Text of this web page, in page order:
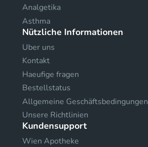
Analgetika
Asthma
Nützliche Informationen
Uber uns
Kontakt
Haeufige fragen
Bestellstatus
Allgemeine Geschäftsbedingungen
Unsere Richtlinien
Kundensupport
Wien Apotheke